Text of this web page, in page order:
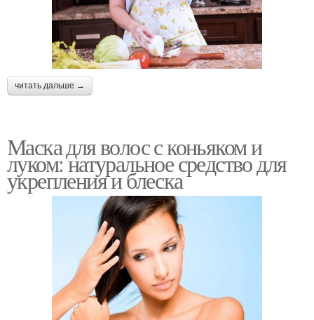
читать дальше →
Маска для волос с коньяком и
луком: натуральное средство для
укрепления и блеска